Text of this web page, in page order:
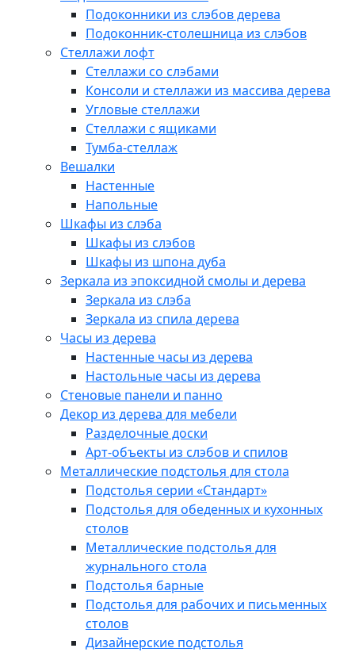
Подоконники из слэбов дерева
Подоконник-столешница из слэбов
Стеллажи лофт
Стеллажи со слэбами
Консоли и стеллажи из массива дерева
Угловые стеллажи
Стеллажи с ящиками
Тумба-стеллаж
Вешалки
Настенные
Напольные
Шкафы из слэба
Шкафы из слэбов
Шкафы из шпона дуба
Зеркала из эпоксидной смолы и дерева
Зеркала из слэба
Зеркала из спила дерева
Часы из дерева
Настенные часы из дерева
Настольные часы из дерева
Стеновые панели и панно
Декор из дерева для мебели
Разделочные доски
Арт-объекты из слэбов и спилов
Металлические подстолья для стола
Подстолья серии «Стандарт»
Подстолья для обеденных и кухонных
столов
Металлические подстолья для
журнального стола
Подстолья барные
Подстолья для рабочих и письменных
столов
Дизайнерские подстолья